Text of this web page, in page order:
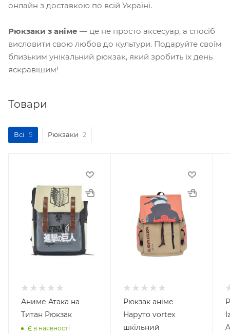
онлайн з доставкою по всій Україні.
Рюкзаки з аніме — це не просто аксесуар, а спосіб
висловити свою любов до культури. Подаруйте своїм
близьким унікальний рюкзак, який зробить їх день
яскравішим!
Товари
Всі 5 Рюкзаки 2
Аниме Атака на
Титан Рюкзак
Є в наявності
Рюкзак аніме
Наруто vortex
шкільний